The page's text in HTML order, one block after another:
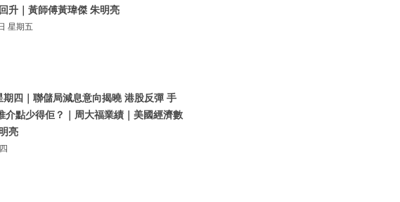
升｜黃師傅黃瑋傑 朱明亮
星期五
期四｜聯儲局減息意向揭曉 港股反彈 手
介點少得佢？｜周大福業績｜美國經濟數
亮